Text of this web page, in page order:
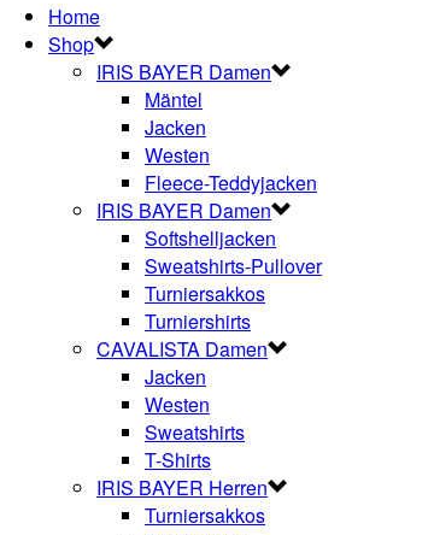
Home
Shop
IRIS BAYER Damen
Mäntel
Jacken
Westen
Fleece-Teddyjacken
IRIS BAYER Damen
Softshelljacken
Sweatshirts-Pullover
Turniersakkos
Turniershirts
CAVALISTA Damen
Jacken
Westen
Sweatshirts
T-Shirts
IRIS BAYER Herren
Turniersakkos